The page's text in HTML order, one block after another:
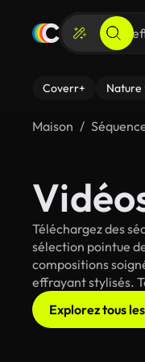
Coverr+ Nature
Maison
Téléchargez des
sélection pointue
compositions
effrayant stylisés.
Explorez tous